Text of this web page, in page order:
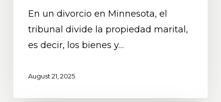
En un divorcio en Minnesota, el
tribunal divide la propiedad marital,
es decir, los bienes y…
August 21, 2025